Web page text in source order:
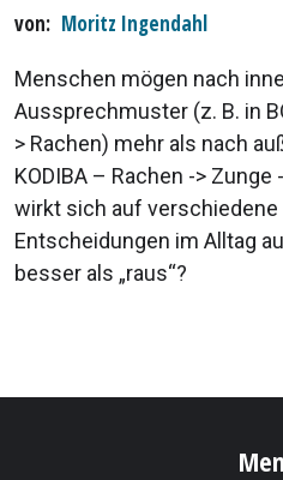
von Moritz Ingendahl
Menschen mögen nach
Aussprechmuster (z. B. in
> Rachen) mehr als nach
KODIBA – Rachen ->
wirkt sich auf verschiedene
Entscheidungen im Alltag
besser als „raus“?